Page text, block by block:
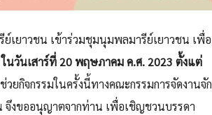
เยาวชน เข้าร่วมชุมนุมพลมารีย์เยาวชน เพื่อ
ในวันเสาร์ที่20 พฤษภาคม ค.ศ. 2023 ตั้งแต่
ยกิจกรรมในครั้งนี้ทางคณะกรรมการจัดงานจัก
จึงขออนุญาตจากท่าน เพื่อเชิญชวนบรรดา